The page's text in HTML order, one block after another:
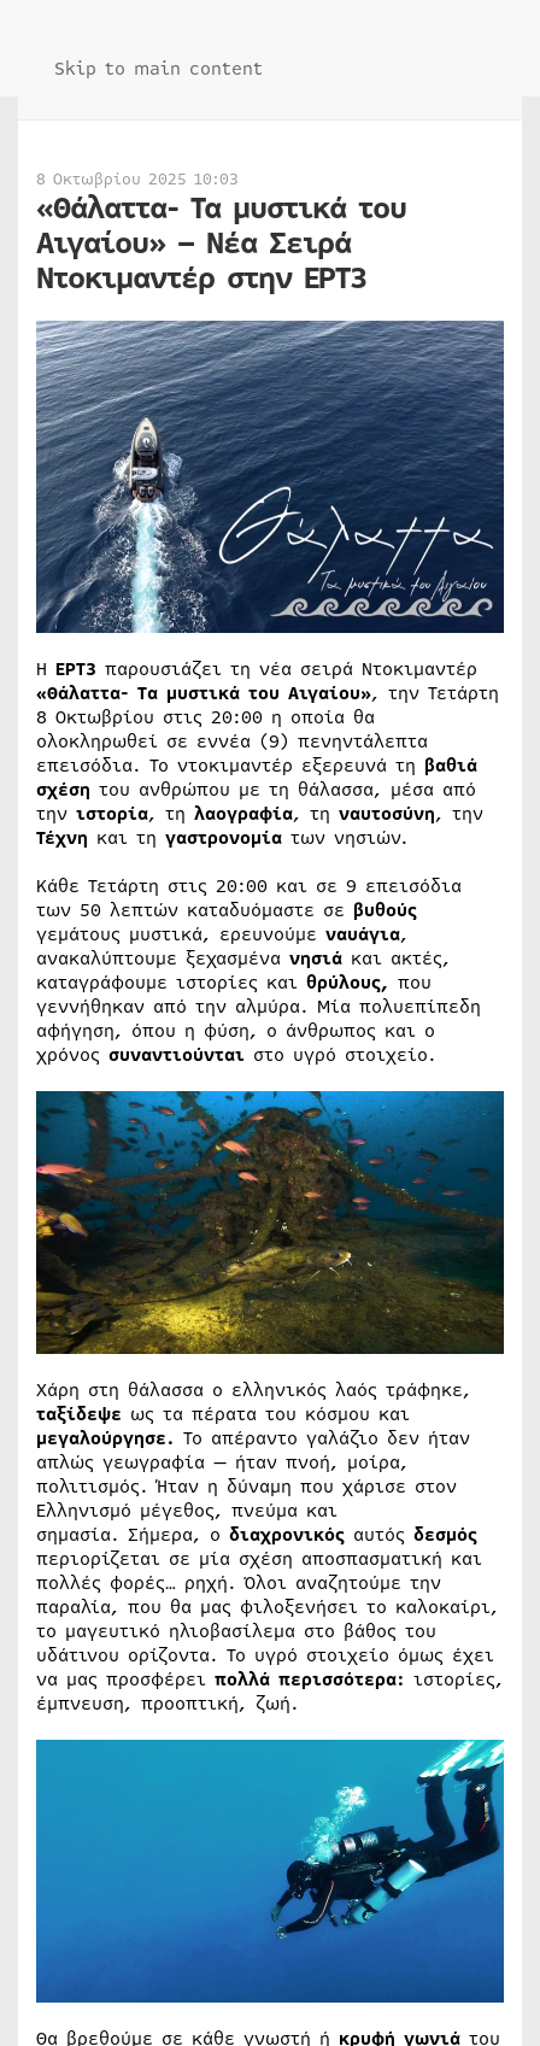
Skip to main content
8 Οκτωβρίου 2025 10:03
«Θάλαττα- Τα μυστικά του
Αιγαίου» – Νέα Σειρά
Ντοκιμαντέρ στην ΕΡΤ3
Η ΕΡΤ3 παρουσιάζει τη νέα σειρά Ντοκιμαντέρ
«Θάλαττα- Τα μυστικά του Αιγαίου», την Τετάρτη
8 Οκτωβρίου στις 20:00 η οποία θα
ολοκληρωθεί σε εννέα (9) πενηντάλεπτα
επεισόδια. Το ντοκιμαντέρ εξερευνά τη βαθιά
σχέση του ανθρώπου με τη θάλασσα, μέσα από
την ιστορία, τη λαογραφία, τη ναυτοσύνη, την
Τέχνη και τη γαστρονομία των νησιών.
Κάθε Τετάρτη στις 20:00 και σε 9 επεισόδια
των 50 λεπτών καταδυόμαστε σε βυθούς
γεμάτους μυστικά, ερευνούμε ναυάγια,
ανακαλύπτουμε ξεχασμένα νησιά και ακτές,
καταγράφουμε ιστορίες και θρύλους, που
γεννήθηκαν από την αλμύρα. Μία πολυεπίπεδη
αφήγηση, όπου η φύση, ο άνθρωπος και ο
χρόνος συναντιούνται στο υγρό στοιχείο.
Χάρη στη θάλασσα ο ελληνικός λαός τράφηκε,
ταξίδεψε ως τα πέρατα του κόσμου και
μεγαλούργησε. Το απέραντο γαλάζιο δεν ήταν
απλώς γεωγραφία — ήταν πνοή, μοίρα,
πολιτισμός. Ήταν η δύναμη που χάρισε στον
Ελληνισμό μέγεθος, πνεύμα και
σημασία. Σήμερα, ο διαχρονικός αυτός δεσμός
περιορίζεται σε μία σχέση αποσπασματική και
πολλές φορές… ρηχή. Όλοι αναζητούμε την
παραλία, που θα μας φιλοξενήσει το καλοκαίρι,
το μαγευτικό ηλιοβασίλεμα στο βάθος του
υδάτινου ορίζοντα. Το υγρό στοιχείο όμως έχει
να μας προσφέρει πολλά περισσότερα: ιστορίες,
έμπνευση, προοπτική, ζωή.
Θα βρεθούμε σε κάθε γνωστή ή κρυφή γωνιά του